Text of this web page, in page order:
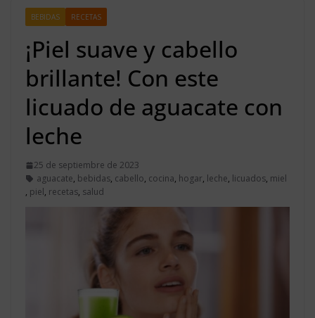
BEBIDAS RECETAS
¡Piel suave y cabello
brillante! Con este
licuado de aguacate con
leche
25 de septiembre de 2023
aguacate, bebidas, cabello, cocina, hogar, leche, licuados, miel
, piel, recetas, salud